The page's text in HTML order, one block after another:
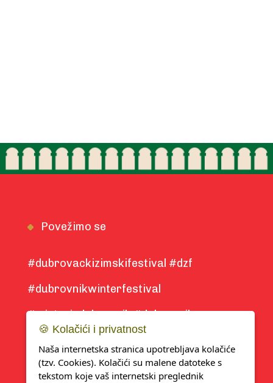
Povežimo se
#dubrovackizimskifestival #dzf
#dubrovnikwinterfestival
#winterindubrovnik #dubrovnik
🍪 Kolačići i privatnost
Naša internetska stranica upotrebljava kolačiće
(tzv. Cookies). Kolačići su malene datoteke s
tekstom koje vaš internetski preglednik